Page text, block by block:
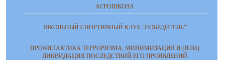
АГРОШКОЛА
ШКОЛЬНЫЙ СПОРТИВНЫЙ КЛУБ "ПОБЕДИТЕЛЬ"
ПРОФИЛАКТИКА ТЕРРОРИЗМА, МИНИМИЗАЦИЯ И (ИЛИ)
ЛИКВИДАЦИЯ ПОСЛЕДСТВИЙ ЕГО ПРОЯВЛЕНИЙ